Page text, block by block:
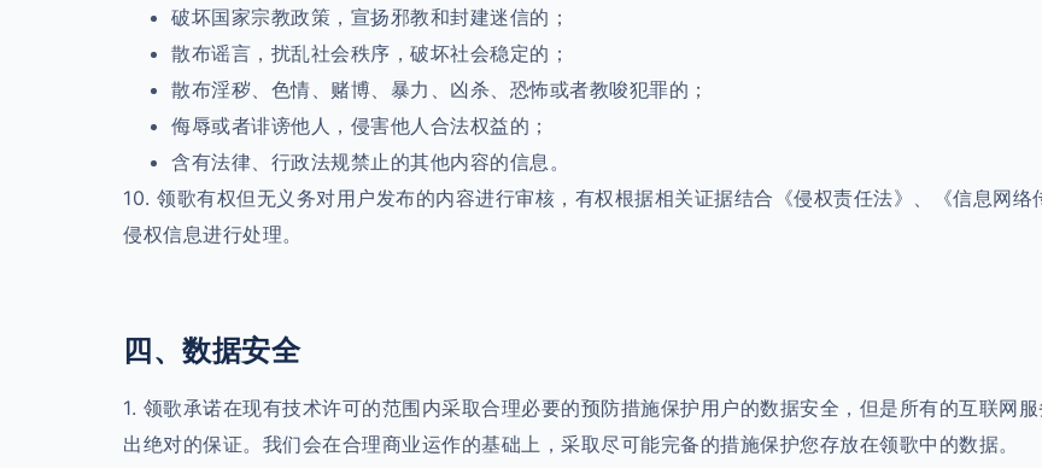
破坏国家宗教政策，宣扬邪教和封建迷信的；
散布谣言，扰乱社会秩序，破坏社会稳定的；
散布淫秽、色情、赌博、暴力、凶杀、恐怖或者教唆犯罪的；
侮辱或者诽谤他人，侵害他人合法权益的；
含有法律、行政法规禁止的其他内容的信息。
10. 领歌有权但无义务对用户发布的内容进行审核，有权根据相关证据结合《侵权责任法》、《信息网
侵权信息进行处理。
四、数据安全
1. 领歌承诺在现有技术许可的范围内采取合理必要的预防措施保护用户的数据安全，但是所有的互联网
出绝对的保证。我们会在合理商业运作的基础上，采取尽可能完备的措施保护您存放在领歌中的数据。